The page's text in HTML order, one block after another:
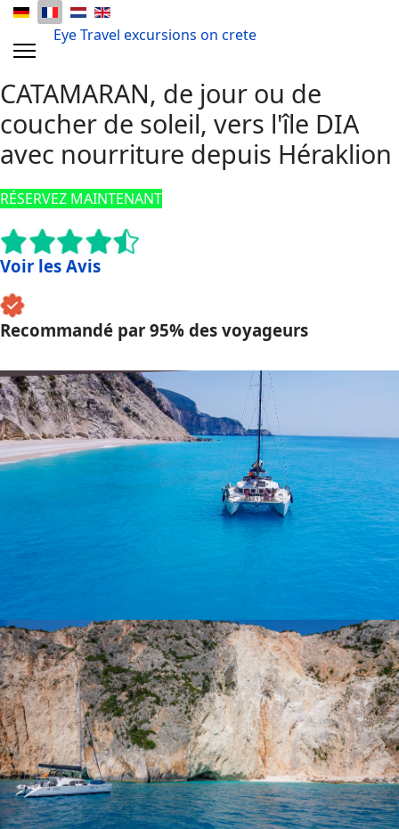
Eye Travel excursions on crete
CATAMARAN, de jour ou de
coucher de soleil, vers l'île DIA
avec nourriture depuis Héraklion
RÉSERVEZ MAINTENANT
Voir les Avis
Recommandé par 95% des voyageurs